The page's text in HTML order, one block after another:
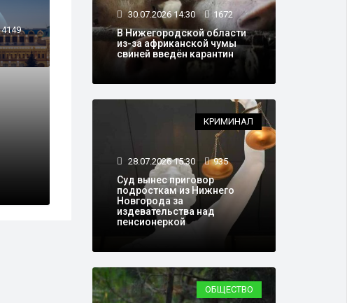
4149
30.07.2026 14:30 1672
В Нижегородской области
из-за африканской чумы
свиней введён карантин
КРИМИНАЛ
28.07.2026 15:30 935
Суд вынес приговор
подросткам из Нижнего
Новгорода за
издевательства над
пенсионеркой
ОБЩЕСТВО